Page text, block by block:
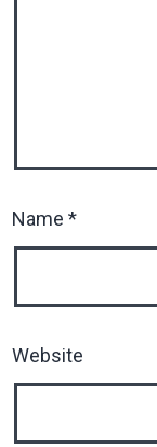
Name *
Website